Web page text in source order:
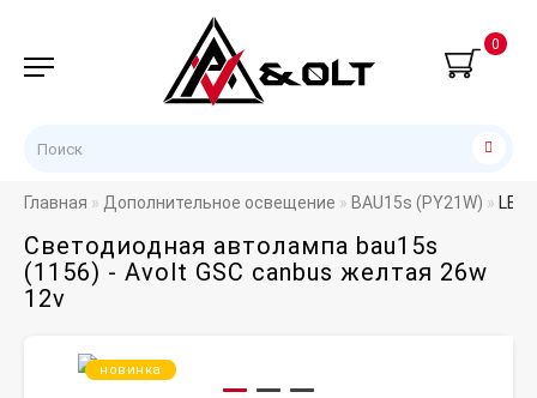
0
Главная Дополнительное освещение BAU15s (PY21W) LED
Светодиодная автолампа bau15s
(1156) - Avolt GSC canbus желтая 26w
12v
новинка